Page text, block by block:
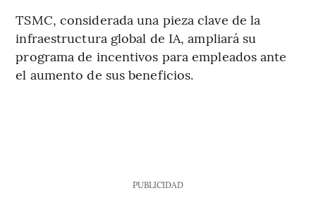
TSMC, considerada una pieza clave de la
infraestructura global de IA, ampliará su
programa de incentivos para empleados ante
el aumento de sus beneficios.
PUBLICIDAD